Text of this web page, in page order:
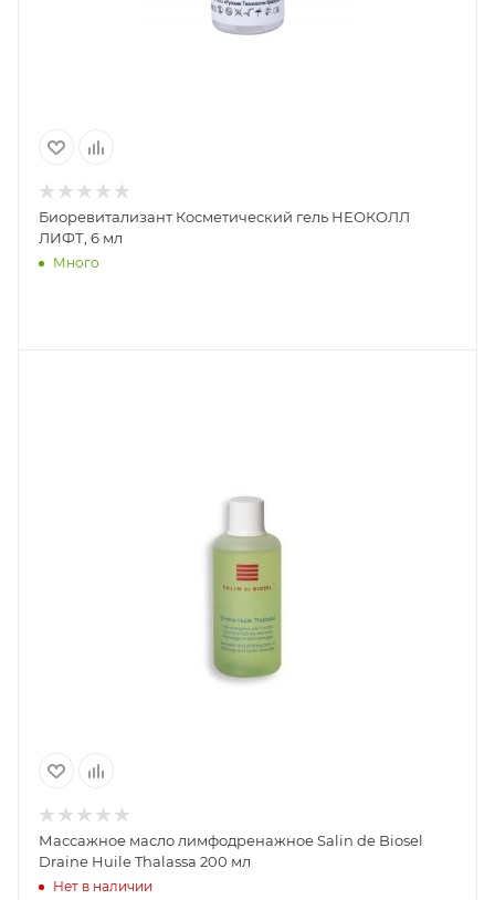
Биоревитализант Косметический гель НЕОКОЛЛ
ЛИФТ, 6 мл
Много
Массажное масло лимфодренажное Salin de Biosel
Draine Huile Thalassa 200 мл
Нет в наличии